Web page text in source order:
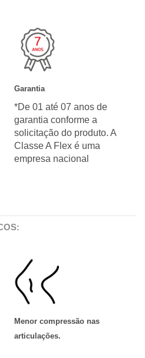
Garantia
*De 01 até 07 anos de
garantia conforme a
solicitação do produto. A
Classe A Flex é uma
empresa nacional
Menor compressão nas
articulações.